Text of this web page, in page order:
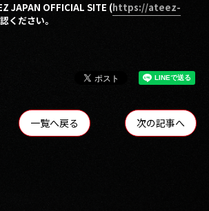
JAPAN OFFICIAL SITE (https://ateez-
ください。
一覧へ戻る 次の記事へ